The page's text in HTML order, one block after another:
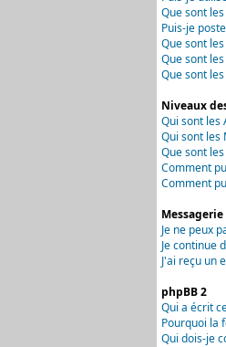
Que sont
Puis-je
Que sont
Que sont
Que sont
Niveaux
Qui sont les
Qui sont les
Que sont
Comment
Comment
Je ne peux
Je continue
J'ai reçu un
phpBB 2
Qui a écrit
Pourquoi la
Qui dois-je